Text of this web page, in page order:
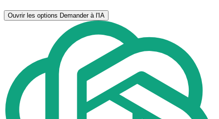
Ouvrir les options Demander à l'IA